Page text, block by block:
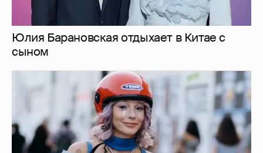
Лицо и голос Анастасии Ивлеевой в
фильме "Мальвина" полностью заменили с
помощью ИИ
4